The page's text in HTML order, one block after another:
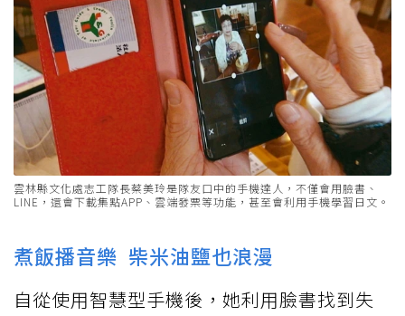
雲林縣文化處志工隊長蔡美玲是隊友口中的手機達人，不僅會用臉書、
LINE，還會下載集點APP、雲端發票等功能，甚至會利用手機學習日文。
煮飯播音樂 柴米油鹽也浪漫
自從使用智慧型手機後，她利用臉書找到失